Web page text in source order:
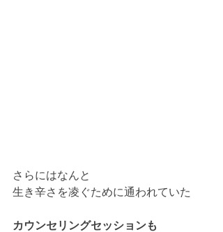
さらにはなんと
生き辛さを凌ぐために通われていた
カウンセリングセッションも